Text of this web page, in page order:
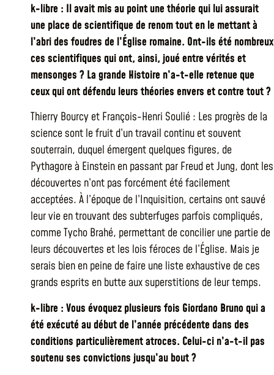
k-libre : Il avait mis au point une théorie qui lui assurait
une place de scientifique de renom tout en le mettant à
l’abri des foudres de l’Église romaine. Ont-ils été nombreux
ces scientifiques qui ont, ainsi, joué entre vérités et
mensonges ? La grande Histoire n’a-t-elle retenue que
ceux qui ont défendu leurs théories envers et contre tout ?
Thierry Bourcy et François-Henri Soulié : Les progrès de la
science sont le fruit d’un travail continu et souvent
souterrain, duquel émergent quelques figures, de
Pythagore à Einstein en passant par Freud et Jung, dont les
découvertes n’ont pas forcément été facilement
acceptées. À l’époque de l’Inquisition, certains ont sauvé
leur vie en trouvant des subterfuges parfois compliqués,
comme Tycho Brahé, permettant de concilier une partie de
leurs découvertes et les lois féroces de l’Église. Mais je
serais bien en peine de faire une liste exhaustive de ces
grands esprits en butte aux superstitions de leur temps.
k-libre : Vous évoquez plusieurs fois Giordano Bruno qui a
été exécuté au début de l’année précédente dans des
conditions particulièrement atroces. Celui-ci n’a-t-il pas
soutenu ses convictions jusqu’au bout ?